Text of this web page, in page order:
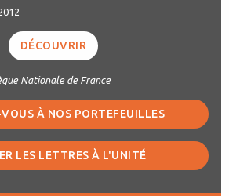
DÉCOUVRIR
Nationale de France
À NOS PORTEFEUILLES
LES LETTRES À L'UNITÉ